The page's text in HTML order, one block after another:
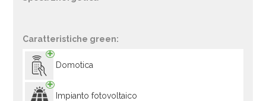
Caratteristiche green:
Domotica
Impianto fotovoltaico